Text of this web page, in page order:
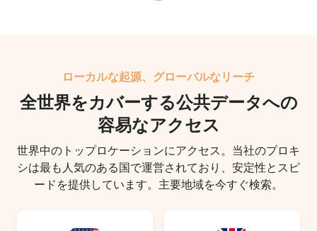
ローカルな起源、グローバルなリーチ
全世界をカバーする公共データへの
容易なアクセス
世界中のトップロケーションにアクセス。当社のプロキ
シは最も人気のある国で運営されており、安定性とスピ
ードを提供しています。主要地域を今すぐ検索。